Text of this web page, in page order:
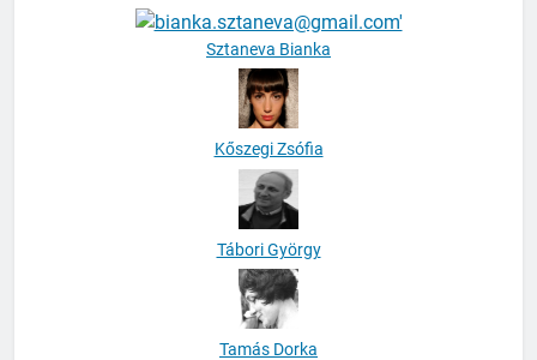
Sztaneva Bianka
Kőszegi Zsófia
Tábori György
Tamás Dorka